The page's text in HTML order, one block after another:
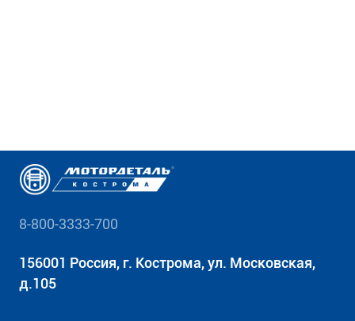
8-800-3333-700
156001 Россия, г. Кострома, ул. Московская,
д.105